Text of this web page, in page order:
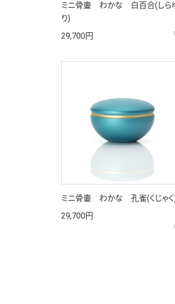
ミニ骨壷 わかな 白百合(しら
り)
29,700円
ミニ骨壷 わかな 孔雀(くじゃ
29,700円